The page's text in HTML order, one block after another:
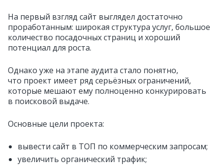
На первый взгляд сайт выглядел достаточно
проработанным: широкая структура услуг, большое
количество посадочных страниц и хороший
потенциал для роста.
Однако уже на этапе аудита стало понятно,
что проект имеет ряд серьёзных ограничений,
которые мешают ему полноценно конкурировать
в поисковой выдаче.
Основные цели проекта:
вывести сайт в ТОП по коммерческим запросам;
увеличить органический трафик;